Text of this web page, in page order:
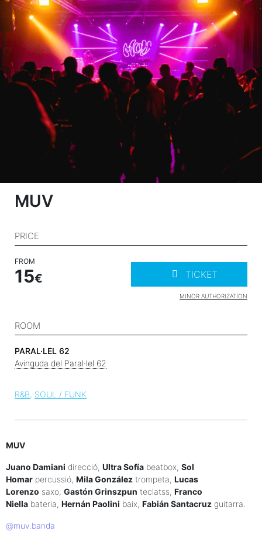
MUV
PRICE
FROM
15 TICKET
MINOR AUTHORIZATION
ROOM
PARAL·LEL 62
Avinguda del Paral·lel 62
R&B SOUL / FUNK
MUV
Juano Damiani direcció, Ultra Sofía beatbox, Sol
Homar percussió, Mila González trompeta, Lucas
Lorenzo saxo, Gastón Grinszpun teclatss, Franco
Niella bateria, Hernán Paolini baix, Fabián Santacruz guitarra.
@muv.banda